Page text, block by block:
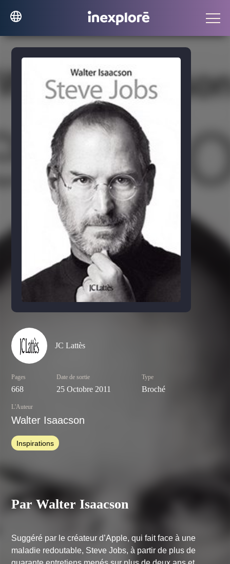
JC Lattès
Pages
668
Date de sortie
25 Octobre 2011
Type
Broché
L'Auteur
Walter Isaacson
Inspirations
Par Walter Isaacson
Suggéré par le créateur d’Apple, qui fait face à une
maladie redoutable, Steve Jobs, à partir de plus de